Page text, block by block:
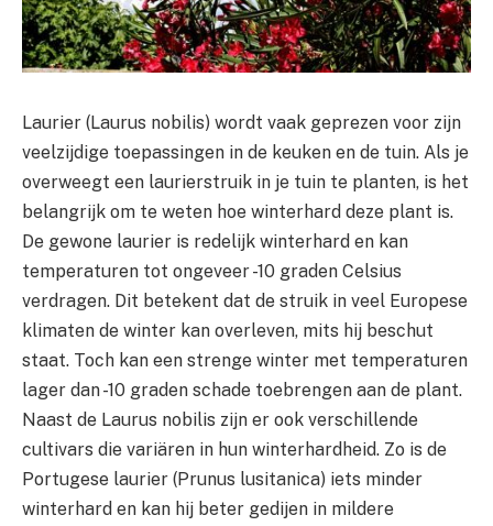
Laurier (Laurus nobilis) wordt vaak geprezen voor zijn
veelzijdige toepassingen in de keuken en de tuin. Als je
overweegt een laurierstruik in je tuin te planten, is het
belangrijk om te weten hoe winterhard deze plant is.
De gewone laurier is redelijk winterhard en kan
temperaturen tot ongeveer -10 graden Celsius
verdragen. Dit betekent dat de struik in veel Europese
klimaten de winter kan overleven, mits hij beschut
staat. Toch kan een strenge winter met temperaturen
lager dan -10 graden schade toebrengen aan de plant.
Naast de Laurus nobilis zijn er ook verschillende
cultivars die variären in hun winterhardheid. Zo is de
Portugese laurier (Prunus lusitanica) iets minder
winterhard en kan hij beter gedijen in mildere